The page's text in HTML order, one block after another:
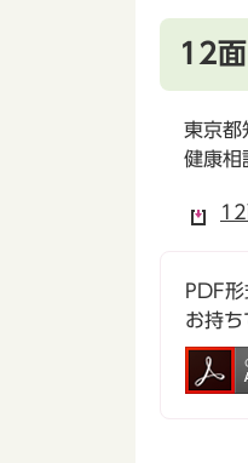
12面
東京都
健康相
12
PDF
お持